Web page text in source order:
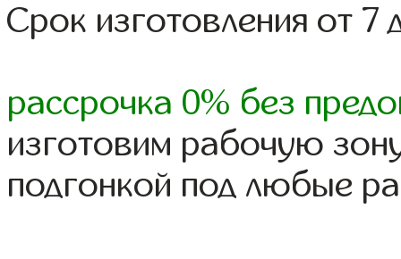
Срок изготовления от 7
рассрочка 0% без
изготовим рабочую
подгонкой под любые